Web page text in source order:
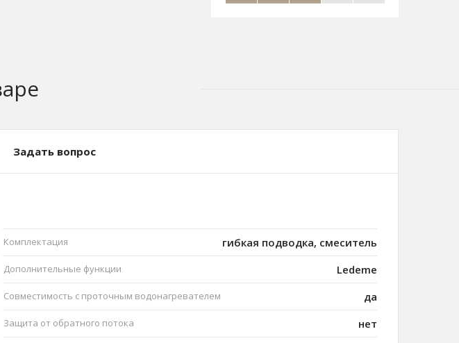
Задать вопрос
Комплектация гибкая подводка, смеситель
Дополнительные функции Ledeme
Совместимость с проточным водонагревателем да
Защита от обратного потока нет